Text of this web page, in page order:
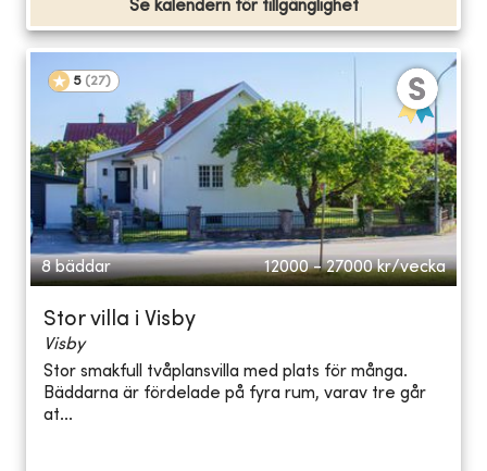
Se kalendern för tillgänglighet
5 (27)
8 bäddar 12000 - 27000 kr/vecka
Stor villa i Visby
Visby
Stor smakfull tvåplansvilla med plats för många.
Bäddarna är fördelade på fyra rum, varav tre går
at...